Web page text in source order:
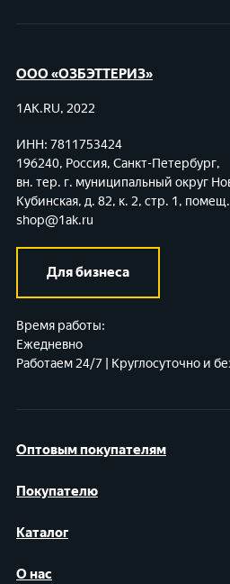
Оптовым покупателям
Покупателю
Каталог
О нас
ООО «ОЗБЭТТЕРИЗ»
1AK.RU, 2022
ИНН: 7811753424
196240, Россия, Санкт-Петербург,
вн. тер. г. муниципальный округ
Кубинская, д. 82, к. 2, стр. 1,
shop@1ak.ru
Для бизнеса
Время работы:
Ежедневно
Работаем 24/7 | Круглосуточно и